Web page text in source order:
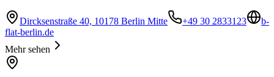
Dircksenstraße 40, 10178 Berlin Mitte +49 30 2833123
b-
flat-berlin.de
Mehr sehen